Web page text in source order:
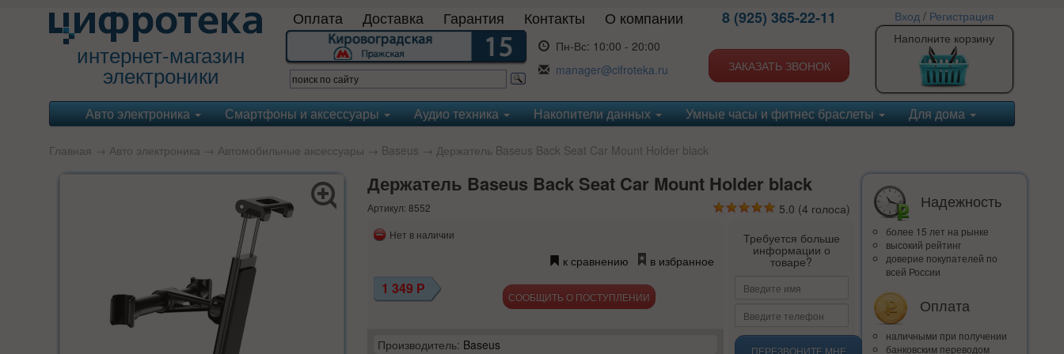
интернет-магазин
электроники
Оплата Доставка Гарантия Контакты О компании
Пн-Вс: 10:00 - 20:00
manager@cifroteka.ru
8 (925) 365-22-11
ЗАКАЗАТЬ ЗВОНОК
Вход/ Регистрация
Наполните корзину
Авто электроника Смартфоны и аксессуары Аудио техника Накопители данных Умные часы и фитнес браслеты Для дома
Главная → Авто электроника → Автомобильные аксессуары → Baseus → Держатель Baseus Back Seat Car Mount Holder black
Держатель Baseus Back Seat Car Mount Holder black
Артикул: 8552 5.0 (4 голоса)
Нет в наличии
к сравнению в избранное
1 349 Р СООБЩИТЬ О ПОСТУПЛЕНИИ
Производитель: Baseus
Требуется больше
информации о
товаре?
ПЕРЕЗВОНИТЕ МНЕ
Надежность
более 15 лет на рынке
высокий рейтинг
доверие покупателей по
всей России
Оплата
наличными при получении
банковским переводом